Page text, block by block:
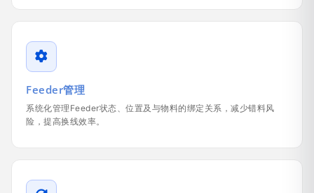
Feeder管理
系统化管理Feeder状态、位置及与物料的绑定关系，减少错料风
险，提高换线效率。